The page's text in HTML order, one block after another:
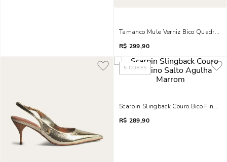
Tamanco Mule Verniz Bico
R$ 299,90
5 CORES
Scarpin Slingback Couro Bico Fino
R$ 289,90